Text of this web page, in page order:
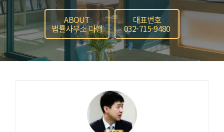
ABOUT
법률사무소 다행
대표번호
032-715-9480